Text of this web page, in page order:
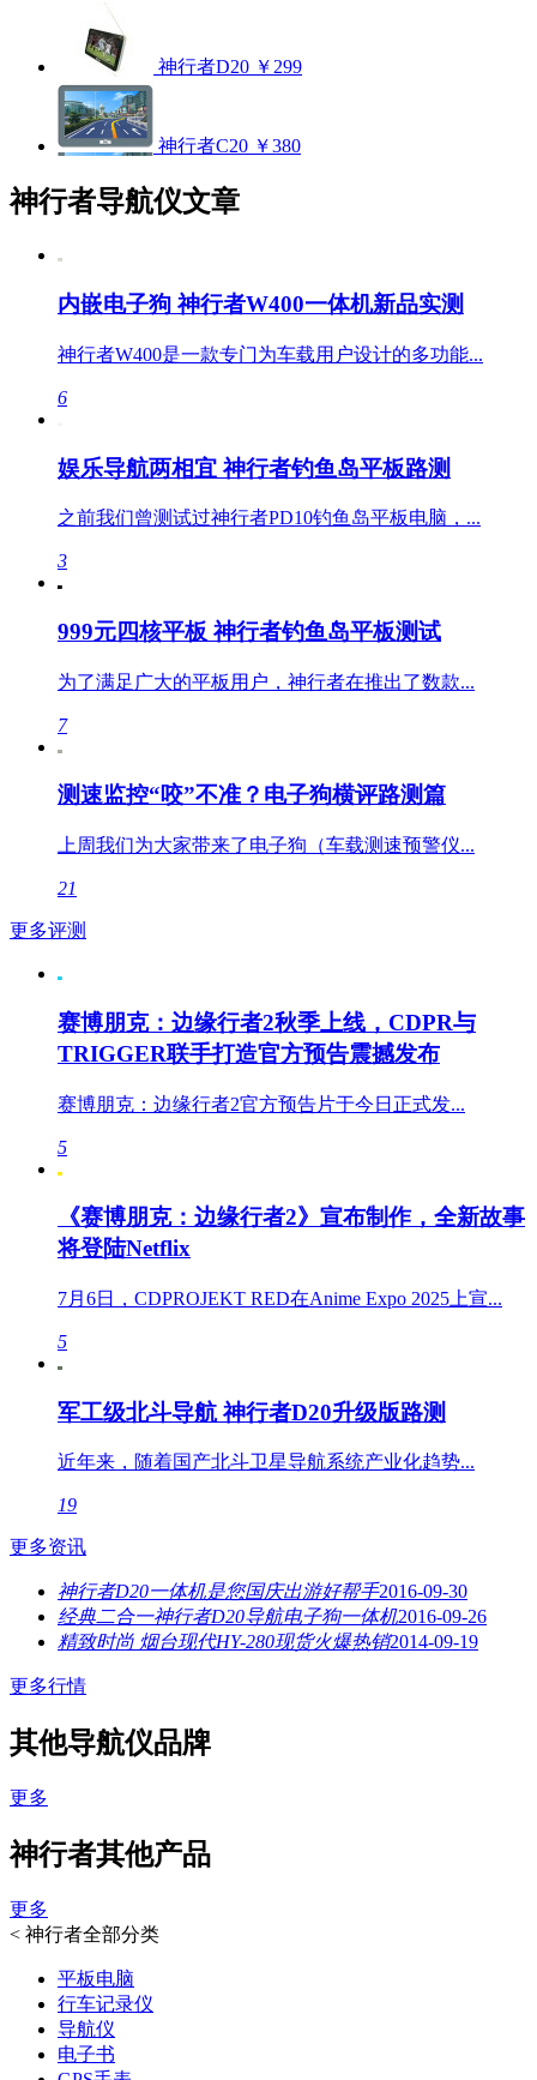
神行者D20 ￥299
神行者C20 ￥380
神行者导航仪文章
内嵌电子狗 神行者W400一体机新品实测
神行者W400是一款专门为车载用户设计的多功能...
6
娱乐导航两相宜 神行者钓鱼岛平板路测
之前我们曾测试过神行者PD10钓鱼岛平板电脑，...
3
999元四核平板 神行者钓鱼岛平板测试
为了满足广大的平板用户，神行者在推出了数款...
7
测速监控“咬”不准？电子狗横评路测篇
上周我们为大家带来了电子狗（车载测速预警仪...
21
更多评测
赛博朋克：边缘行者2秋季上线，CDPR与
TRIGGER联手打造官方预告震撼发布
赛博朋克：边缘行者2官方预告片于今日正式发...
5
《赛博朋克：边缘行者2》宣布制作，全新故事
将登陆Netflix
7月6日，CDPROJEKT RED在Anime Expo 2025上宣...
5
军工级北斗导航 神行者D20升级版路测
近年来，随着国产北斗卫星导航系统产业化趋势...
19
更多资讯
神行者D20一体机是您国庆出游好帮手2016-09-30
经典二合一神行者D20导航电子狗一体机2016-09-26
精致时尚 烟台现代HY-280现货火爆热销2014-09-19
更多行情
其他导航仪品牌
更多
神行者其他产品
更多
< 神行者全部分类
平板电脑
行车记录仪
导航仪
电子书